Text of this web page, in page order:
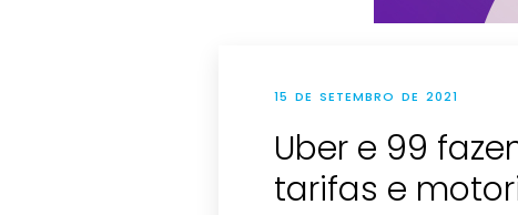
15 DE SETEMBRO DE 2021
Uber e 99
tarifas e